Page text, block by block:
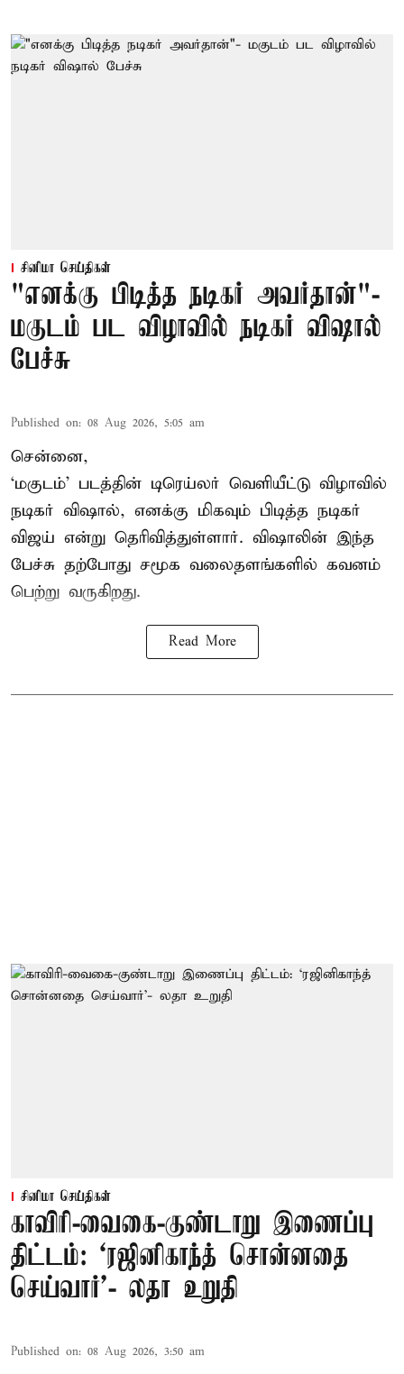
சினிமா செய்திகள்
"எனக்கு பிடித்த நடிகர் அவர்தான்"-
மகுடம் பட விழாவில் நடிகர் விஷால்
பேச்சு
Published on: 08 Aug 2026, 5:05 am
சென்னை,
‘மகுடம்’ படத்தின் டிரெய்லர் வெளியீட்டு விழாவில்
நடிகர் விஷால், எனக்கு மிகவும் பிடித்த நடிகர்
விஜய் என்று தெரிவித்துள்ளார். விஷாலின் இந்த
பேச்சு தற்போது சமூக வலைதளங்களில் கவனம்
பெற்று வருகிறது.
Read More
சினிமா செய்திகள்
காவிரி-வைகை-குண்டாறு இணைப்பு
திட்டம்: ‘ரஜினிகாந்த் சொன்னதை
செய்வார்’- லதா உறுதி
Published on: 08 Aug 2026, 3:50 am